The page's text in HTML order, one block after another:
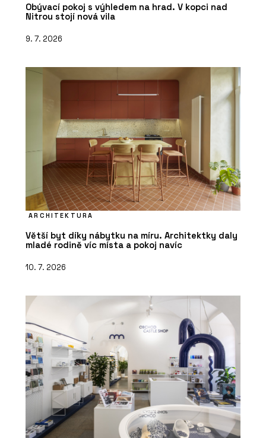
Obývací pokoj s výhledem na hrad. V kopci nad
Nitrou stojí nová vila
9. 7. 2026
ARCHITEKTURA
Větší byt díky nábytku na míru. Architektky daly
mladé rodině víc místa a pokoj navíc
10. 7. 2026